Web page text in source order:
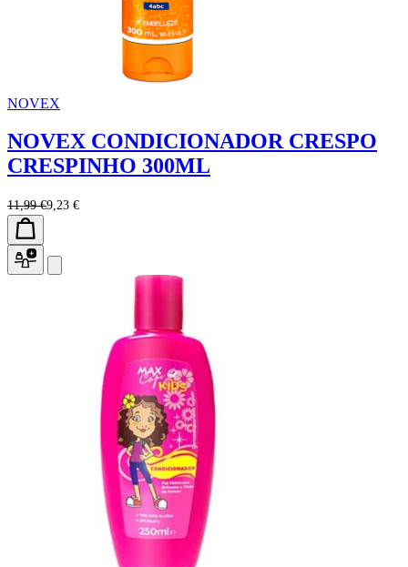
NOVEX
NOVEX CONDICIONADOR CRESPO
CRESPINHO 300ML
11,99 €9,23 €